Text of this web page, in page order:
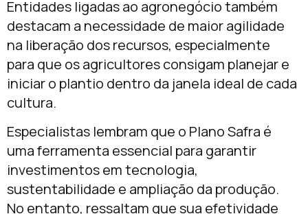
Entidades ligadas ao agronegócio também
destacam a necessidade de maior agilidade
na liberação dos recursos, especialmente
para que os agricultores consigam planejar e
iniciar o plantio dentro da janela ideal de cada
cultura.
Especialistas lembram que o Plano Safra é
uma ferramenta essencial para garantir
investimentos em tecnologia,
sustentabilidade e ampliação da produção.
No entanto, ressaltam que sua efetividade